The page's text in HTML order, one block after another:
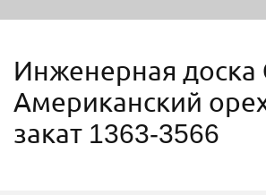
Инженерная доска
Американский
закат 1363-3566